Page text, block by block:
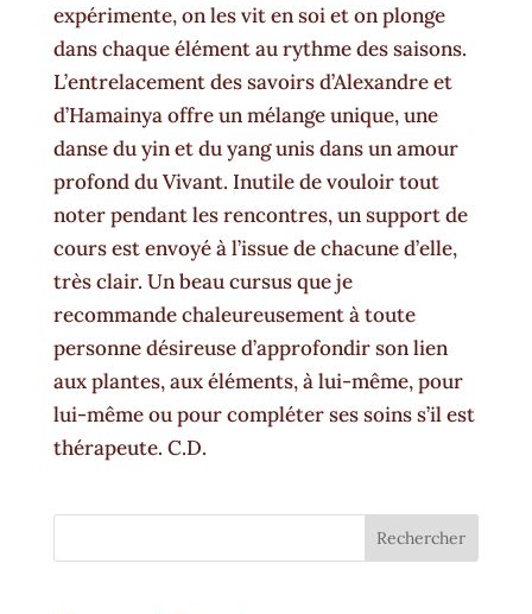
expérimente, on les vit en soi et on plonge
dans chaque élément au rythme des saisons.
L’entrelacement des savoirs d’Alexandre et
d’Hamainya offre un mélange unique, une
danse du yin et du yang unis dans un amour
profond du Vivant. Inutile de vouloir tout
noter pendant les rencontres, un support de
cours est envoyé à l’issue de chacune d’elle,
très clair. Un beau cursus que je
recommande chaleureusement à toute
personne désireuse d’approfondir son lien
aux plantes, aux éléments, à lui-même, pour
lui-même ou pour compléter ses soins s’il est
thérapeute. C.D.
Rechercher